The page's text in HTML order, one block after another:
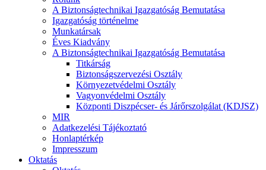
A Biztonságtechnikai Igazgatóság Bemutatása
Igazgatóság történelme
Munkatársak
Éves Kiadvány
A Biztonságtechnikai Igazgatóság Bemutatása
Titkárság
Biztonságszervezési Osztály
Környezetvédelmi Osztály
Vagyonvédelmi Osztály
Központi Diszpécser- és Járőrszolgálat (KDJSZ)
MIR
Adatkezelési Tájékoztató
Honlaptérkép
Impresszum
Oktatás